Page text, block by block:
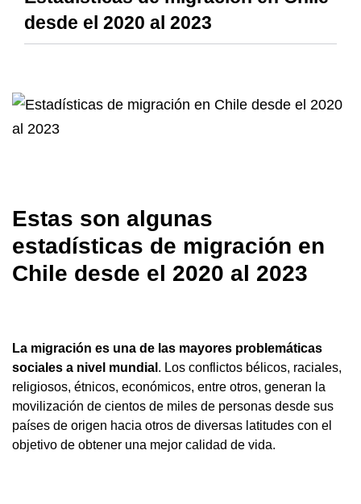
desde el 2020 al 2023
Estas son algunas
estadísticas de migración en
Chile desde el 2020 al 2023
La migración es una de las mayores problemáticas
sociales a nivel mundial . Los conflictos bélicos, raciales,
religiosos, étnicos, económicos, entre otros, generan la
movilización de cientos de miles de personas desde sus
países de origen hacia otros de diversas latitudes con el
objetivo de obtener una mejor calidad de vida.